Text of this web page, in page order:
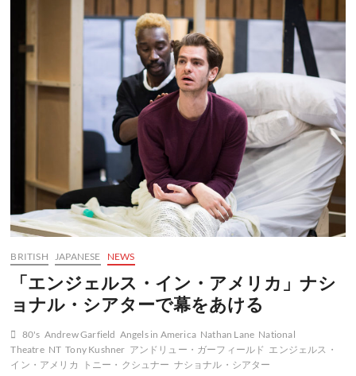
George
定
配
BRITISH JAPANESE NEWS
「エンジェルス・イン・アメリカ」ナシ
ョナル・シアターで幕をあける
80's Andrew Garfield Angels in America Nathan Lane National
Theatre NT Tony Kushner アンドリュー・ガーフィールド エンジェルス・
イン・アメリカ
トニー・クシュナー ナショナル・シアター